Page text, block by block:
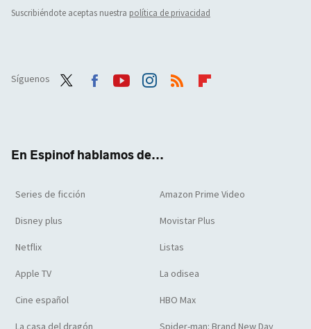
Suscribiéndote aceptas nuestra política de privacidad
Síguenos
En Espinof hablamos de...
Series de ficción Amazon Prime Video
Disney plus Movistar Plus
Netflix Listas
Apple TV La odisea
Cine español HBO Max